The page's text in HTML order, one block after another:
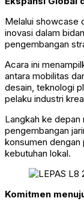
Melalui showcase
inovasi dalam
pengembangan
Acara ini
antara mobilitas
desain, teknologi
pelaku industri
Langkah ke
pengembangan
konsumen dengan
kebutuhan lokal.
Komitmen